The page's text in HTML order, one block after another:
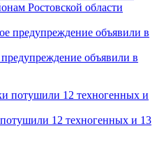
Ростовской области
объявили в
12 техногенных и 13